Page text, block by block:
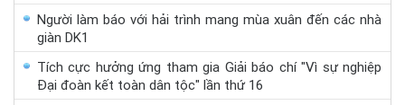
Người làm báo với hải trình mang mùa xuân đến các nhà
giàn DK1
Tích cực hưởng ứng tham gia Giải báo chí "Vì sự nghiệp
Đại đoàn kết toàn dân tộc" lần thứ 16